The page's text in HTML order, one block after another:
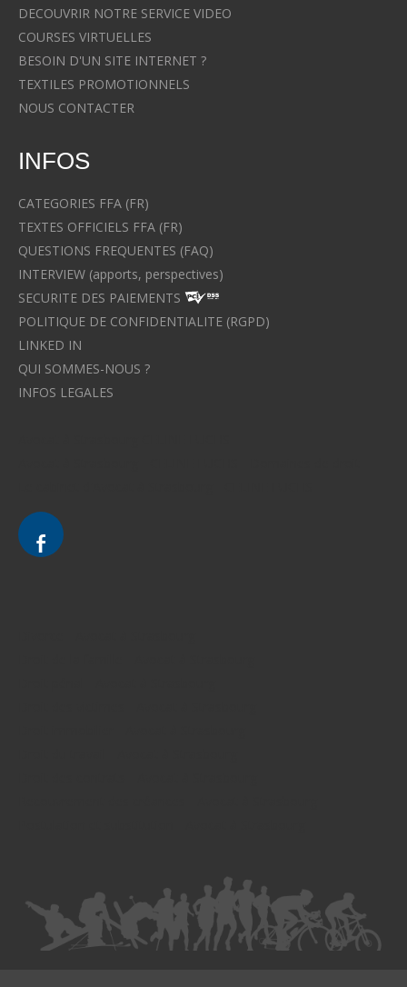
DECOUVRIR NOTRE SERVICE VIDEO
COURSES VIRTUELLES
BESOIN D'UN SITE INTERNET ?
TEXTILES PROMOTIONNELS
NOUS CONTACTER
INFOS
CATEGORIES FFA (FR)
TEXTES OFFICIELS FFA (FR)
QUESTIONS FREQUENTES (FAQ)
INTERVIEW (apports, perspectives)
SECURITE DES PAIEMENTS
POLITIQUE DE CONFIDENTIALITE (RGPD)
LINKED IN
QUI SOMMES-NOUS ?
INFOS LEGALES